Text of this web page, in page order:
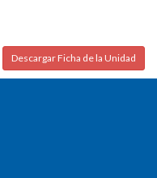
Descargar Ficha de la Unidad